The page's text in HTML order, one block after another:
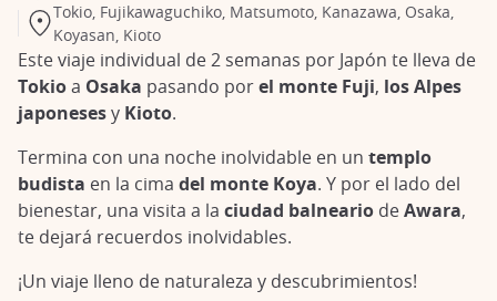
Tokio, Fujikawaguchiko, Matsumoto, Kanazawa, Osaka,
Koyasan, Kioto
Este viaje individual de 2 semanas por Japón te lleva de
Tokioa Osaka pasando porel monte Fuji, los Alpes
japonesesy Kioto.
Termina con una noche inolvidable en un templo
budista en la cima del monte Koya. Y por el lado del
bienestar, una visita a la ciudad balneario deAwara,
te dejará recuerdos inolvidables.
¡Un viaje lleno de naturaleza y descubrimientos!